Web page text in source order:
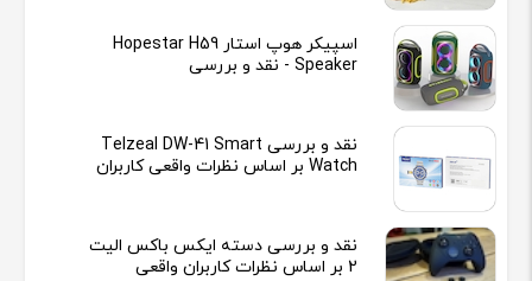
اسپیکر هوپ استار Hopestar H59
Speaker - نقد و بررسی
نقد و بررسی Telzeal DW-41 Smart
Watch بر اساس نظرات واقعی کاربران
نقد و بررسی دسته ایکس باکس الیت
2 بر اساس نظرات کاربران واقعی